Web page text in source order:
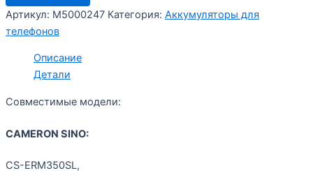
Артикул: M5000247 Категория: Аккумуляторы для
телефонов
Описание
Детали
Совместимые модели:
CAMERON SINO:
CS-ERM350SL,